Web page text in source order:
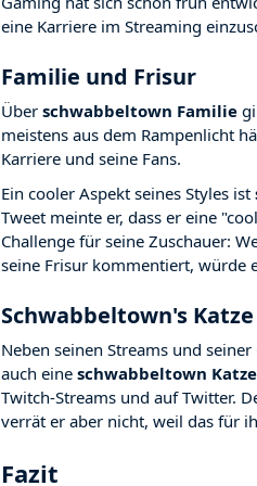
eine Karriere im Streaming
Familie und Frisur
Überschwabbeltown Familie
meistens aus dem Rampenlicht
Karriere und seine Fans.
Ein cooler Aspekt seines Styles ist
Tweet meinte er, dass er eine
Challenge für seine Zuschauer:
seine Frisur kommentiert, würde
Schwabbeltown's Katze
Neben seinen Streams und
auch eineschwabbeltown Katze
Twitch-Streams und auf Twitter.
verrät er aber nicht, weil das für
Fazit